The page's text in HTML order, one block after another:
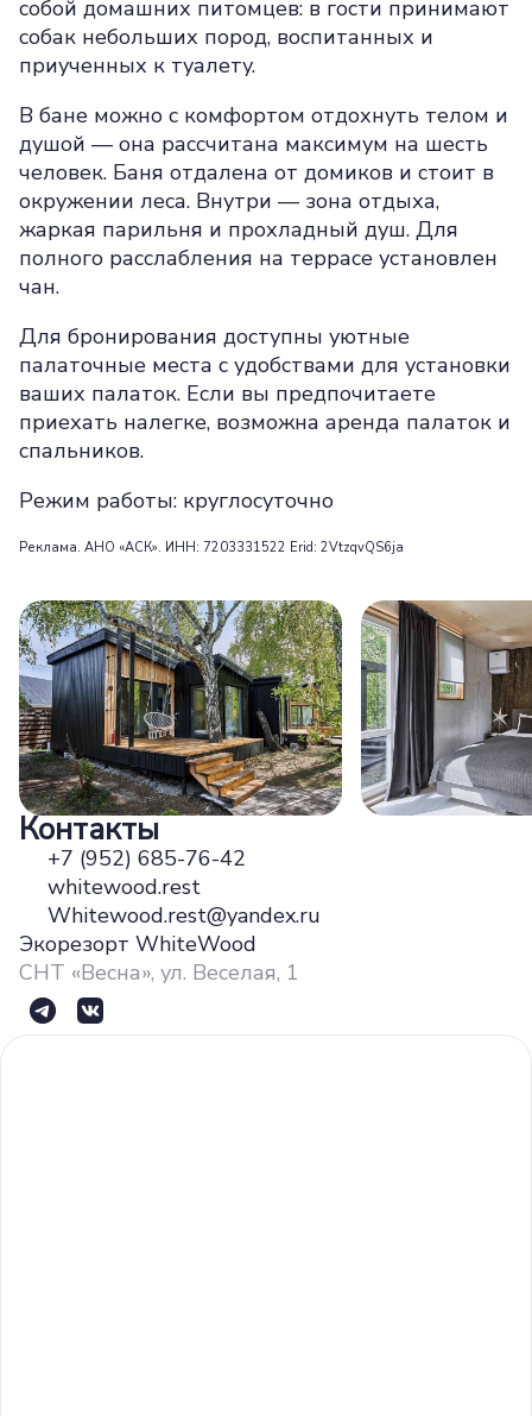
собой домашних питомцев: в гости принимают
собак небольших пород, воспитанных и
приученных к туалету.
В бане можно с комфортом отдохнуть телом и
душой — она рассчитана максимум на шесть
человек. Баня отдалена от домиков и стоит в
окружении леса. Внутри — зона отдыха,
жаркая парильня и прохладный душ. Для
полного расслабления на террасе установлен
чан.
Для бронирования доступны уютные
палаточные места с удобствами для установки
ваших палаток. Если вы предпочитаете
приехать налегке, возможна аренда палаток и
спальников.
Режим работы: круглосуточно
Реклама. АНО «АСК». ИНН: 7203331522 Erid: 2VtzqvQS6ja
Контакты
+7 (952) 685-76-42
whitewood.rest
Whitewood.rest@yandex.ru
Экорезорт WhiteWood
СНТ «Весна», ул. Веселая, 1